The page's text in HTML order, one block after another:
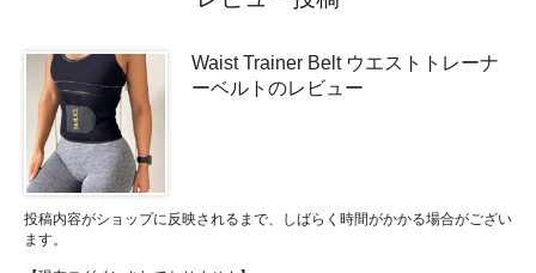
Waist Trainer Belt ウエストトレーナ
ーベルトのレビュー
投稿内容がショップに反映されるまで、しばらく時間がかかる場合がござい
ます。